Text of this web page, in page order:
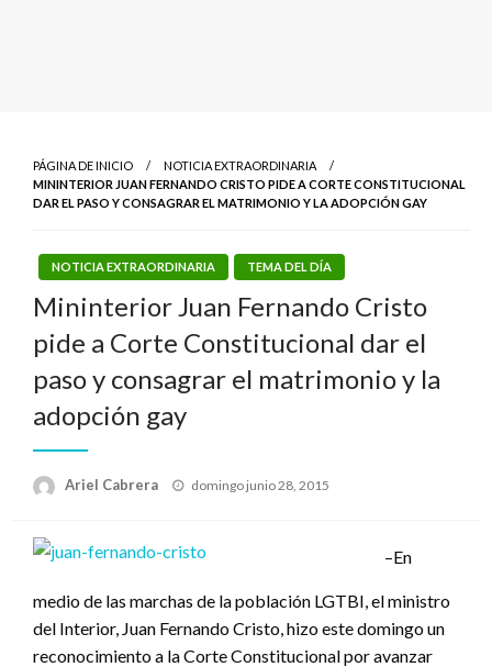
PÁGINA DE INICIO
NOTICIA EXTRAORDINARIA
MININTERIOR JUAN FERNANDO CRISTO PIDE A CORTE CONSTITUCIONAL
DAR EL PASO Y CONSAGRAR EL MATRIMONIO Y LA ADOPCIÓN GAY
NOTICIA EXTRAORDINARIA TEMA DEL DÍA
Mininterior Juan Fernando Cristo
pide a Corte Constitucional dar el
paso y consagrar el matrimonio y la
adopción gay
Ariel Cabrera
Publicado
domingo junio 28, 2015
–En
medio de las marchas de la población LGTBI, el ministro
del Interior, Juan Fernando Cristo, hizo este domingo un
reconocimiento a la Corte Constitucional por avanzar